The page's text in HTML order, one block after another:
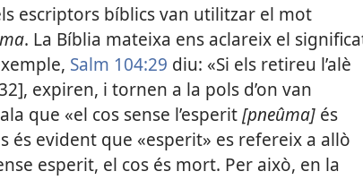
escriptors bíblics van utilitzar el mot
. La Bíblia mateixa ens aclareix el
Salm 104:29 diu: «Si els retireu l’alè
expiren, i tornen a la pols d’on van
que «el cos sense l’esperit[pneûma] és
és evident que «esperit» es refereix a allò
esperit, el cos és mort. Per això, en la